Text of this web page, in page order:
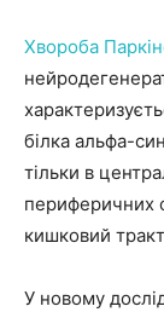
Хвороба
білка альфа-
тільки в
периферичних
кишковий
У новому